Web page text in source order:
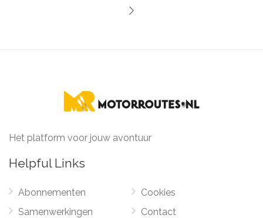
Het platform voor jouw avontuur
Helpful Links
Abonnementen
Samenwerkingen
Cookies
Contact